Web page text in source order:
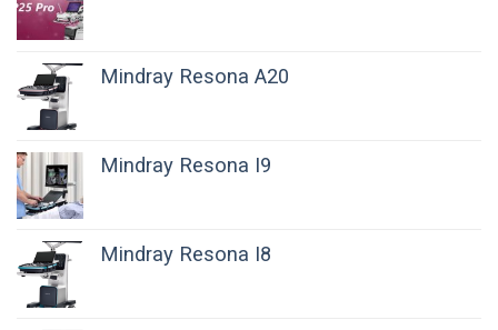
Mindray Resona A20
Mindray Resona I9
Mindray Resona I8